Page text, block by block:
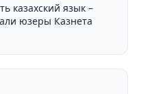
казахский язык –
юзеры Казнета